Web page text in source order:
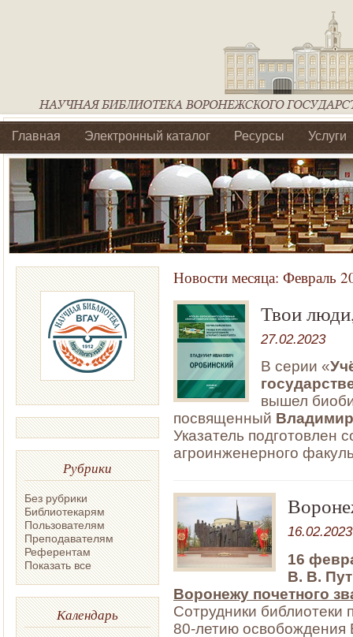
Главная Электронный каталог Ресурсы Услуги
Библиотеки регионального отделения Ассоциации
Рубрики
Без рубрики
Библиотекарям
Пользователям
Преподавателям
Референтам
Показать все
Календарь
Новости месяца: Февраль
Твои
27.02.2023
В серии «
вышел
посвященный
Указатель подготовлен
агроинженерного
16.02.2023
16
В. В.
Воронежу почетного
Сотрудники
80-летию